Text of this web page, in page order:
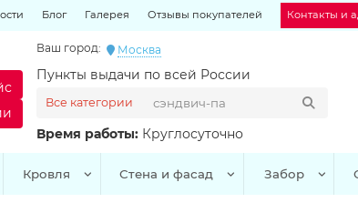
Блог Галерея Отзывы покупателей Контакты и
Ваш город: Москва
Пункты выдачи по всей России
Время работы: Круглосуточно
Все категории
Кровля Стена и фасад Забор